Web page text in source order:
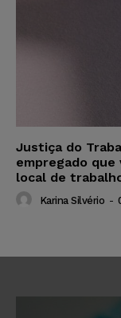
Justiça do
empregado que
local de
Karina Silvério -